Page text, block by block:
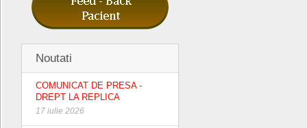
Noutati
COMUNICAT DE PRESA -
DREPT LA REPLICA
17 iulie 2026